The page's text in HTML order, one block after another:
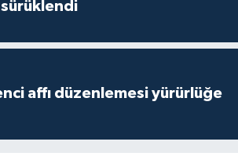
sürüklendi
affı düzenlemesi yürürlüğe